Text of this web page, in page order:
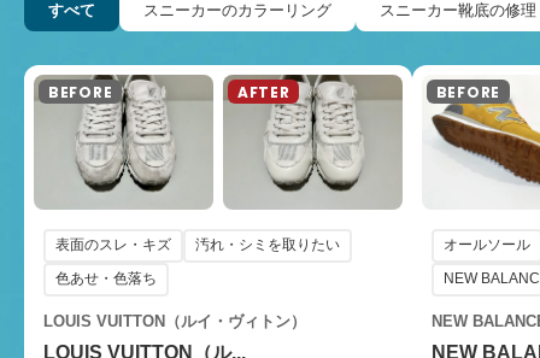
すべて スニーカーのカラーリング スニーカー靴底の修理
表面のスレ・キズ
汚れ・シミを取りたい
色あせ・色落ち
LOUIS VUITTON（ルイ・ヴィトン）
LOUIS VUITTON（ル...
オールソール
NEW
NEW
NEW